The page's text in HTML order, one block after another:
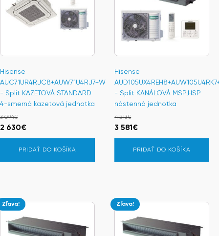
Hisense
AUC71UR4RJC8+AUW71U4RJ7+W
- Split KAZETOVÁ STANDARD
4-smerná kazetová jednotka
3 094€
Pôvodná
cena
bola:
3
2 630€Aktuálna
cena
je:
2
PRIDAŤ DO KOŠÍKA
Hisense
- Split KANÁLOVÁ MSP,HSP
nástenná jednotka
4 213€
Pôvodná
cena
bola:
4
3 581 €Aktuálna
cena
je:
3
PRIDAŤ DO KOŠÍKA
Zľava! Zľava!